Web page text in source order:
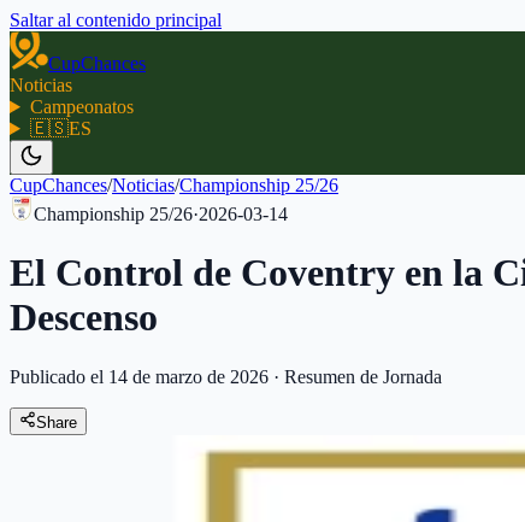
Saltar al contenido principal
CupChances
Noticias
Campeonatos
🇪🇸ES
CupChances/Noticias/Championship 25/26
Championship 25/26·2026-03-14
El Control de Coventry en la
Descenso
Publicado el 14 de marzo de 2026 · Resumen de Jornada
Share